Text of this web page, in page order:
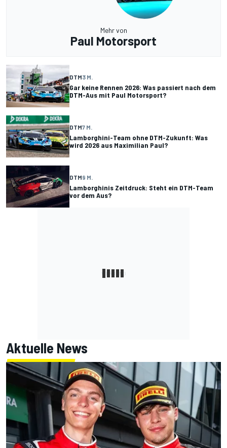
Mehr von
Paul Motorsport
DTM3 M.
Gar keine Rennen 2026: Was passiert nach dem
DTM-Aus mit Paul Motorsport?
DTM7 M.
Lamborghini-Team ohne DTM-Zukunft: Was
wird 2026 aus Maximilian Paul?
DTM9 M.
Lamborghinis Zeitdruck: Steht ein DTM-Team
vor dem Aus?
Aktuelle News